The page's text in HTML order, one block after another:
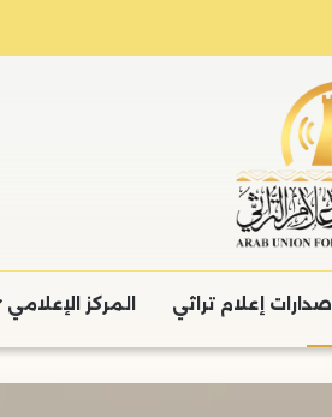
إصدارات إعلام تراثي المركز الإعلامي